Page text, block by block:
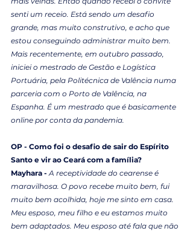
senti um receio. Está sendo um desafio
grande, mas muito construtivo, e acho que
estou conseguindo administrar muito bem.
Mais recentemente, em outubro passado,
iniciei o mestrado de Gestão e Logística
Portuária, pela Politécnica de Valência numa
parceria com o Porto de Valência, na
Espanha. É um mestrado que é basicamente
online por conta da pandemia.
OP - Como foi o desafio de sair do Espírito
Santo e vir ao Ceará com a família?
Mayhara - A receptividade do cearense é
maravilhosa. O povo recebe muito bem, fui
muito bem acolhida, hoje me sinto em casa.
Meu esposo, meu filho e eu estamos muito
bem adaptados. Meu esposo até fala que não